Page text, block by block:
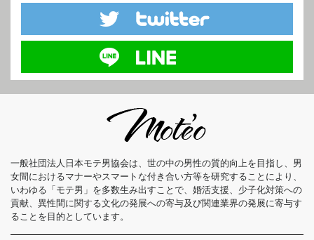
一般社団法人日本モテ男協会は、世の中の男性の質的向上を目指し、男
女間におけるマナーやスマートな付き合い方等を研究することにより、
いわゆる「モテ男」を多数生み出すことで、婚活支援、少子化対策への
貢献、異性間に関する文化の発展への寄与及び関連業界の発展に寄与す
ることを目的としています。